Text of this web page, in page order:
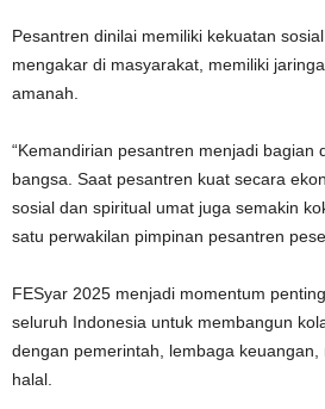
Pesantren dinilai memiliki kekuatan
mengakar di masyarakat, memiliki
amanah.
“Kemandirian pesantren menjadi bagian
bangsa. Saat pesantren kuat secara
sosial dan spiritual umat juga semakin
satu perwakilan pimpinan pesantren
FESyar 2025 menjadi momentum
seluruh Indonesia untuk membangun
dengan pemerintah, lembaga
halal.